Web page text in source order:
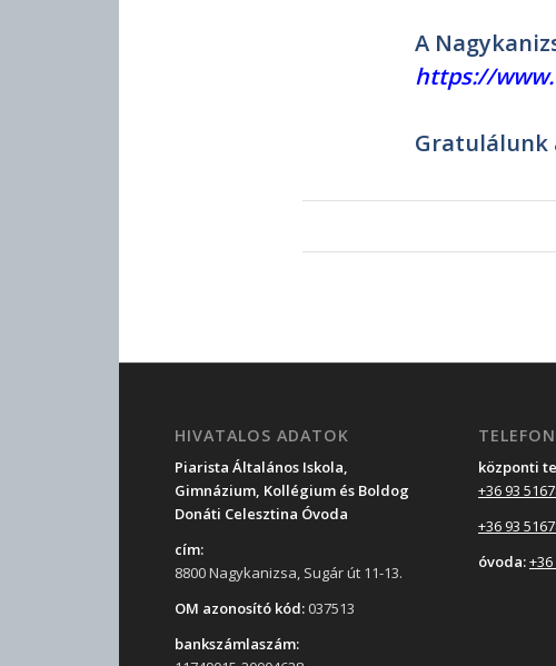
A
https://
Gratulálunk
HIVATALOS ADATOK
Piarista Általános Iskola,
Gimnázium, Kollégium és Boldog
Donáti Celesztina Óvoda
cím:
8800 Nagykanizsa, Sugár út 11-13.
OM azonosító kód: 037513
bankszámlaszám:
központi
+36 93
+36 93
óvoda: